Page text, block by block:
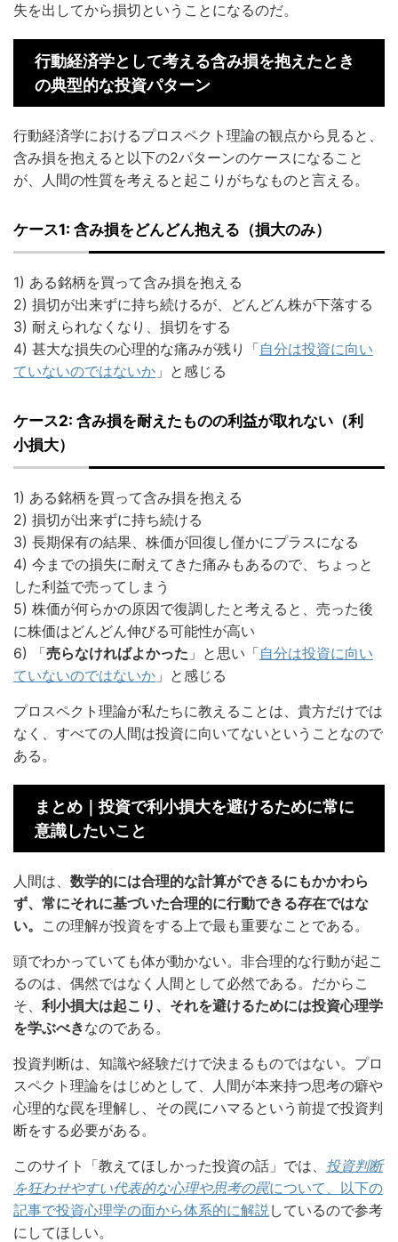
失を出してから損切ということになるのだ。
行動経済学として考える含み損を抱えたとき
の典型的な投資パターン
行動経済学におけるプロスペクト理論の観点から見ると、
含み損を抱えると以下の2パターンのケースになること
が、人間の性質を考えると起こりがちなものと言える。
ケース1: 含み損をどんどん抱える（損大のみ）
1) ある銘柄を買って含み損を抱える
2) 損切が出来ずに持ち続けるが、どんどん株が下落する
3) 耐えられなくなり、損切をする
4) 甚大な損失の心理的な痛みが残り「自分は投資に向い
ていないのではないか 」と感じる
ケース2: 含み損を耐えたものの利益が取れない （利
小損大）
1) ある銘柄を買って含み損を抱える
2) 損切が出来ずに持ち続ける
3) 長期保有の結果、株価が回復し僅かにプラスになる
4) 今までの損失に耐えてきた痛みもあるので、ちょっと
した利益で売ってしまう
5) 株価が何らかの原因で復調したと考えると、売った後
に株価はどんどん伸びる可能性が高い
6) 「売らなければよかった 」と思い「自分は投資に向い
ていないのではないか 」と感じる
プロスペクト理論が私たちに教えることは、貴方だけでは
なく、すべての人間は投資に向いてないということなので
ある。
まとめ｜投資で利小損大を避けるために常に
意識したいこと
人間は、 数学的には合理的な計算ができるにもかかわら
ず、常にそれに基づいた合理的に行動できる存在ではな
い。 この理解が投資をする上で最も重要なことである。
頭でわかっていても体が動かない。非合理的な行動が起こ
るのは、偶然ではなく人間として必然である。だからこ
そ、 利小損大は起こり、それを避けるためには投資心理学
を学ぶべきなのである。
投資判断は、知識や経験だけで決まるものではない。プロ
スペクト理論をはじめとして、人間が本来持つ思考の癖や
心理的な罠を理解し、その罠にハマるという前提で投資判
断をする必要がある。
このサイト「教えてほしかった投資の話」では、 投資判断
を狂わせやすい代表的な心理や思考の罠について、以下の
記事で投資心理学の面から体系的に解説しているので参考
にしてほしい。